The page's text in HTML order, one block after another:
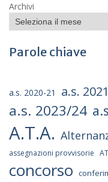
Archivi
Parole chiave
a.s. 2020-21 a.s.
a.s. 2023/24
A.T.A.
assegnazioni provvisorie
concorso